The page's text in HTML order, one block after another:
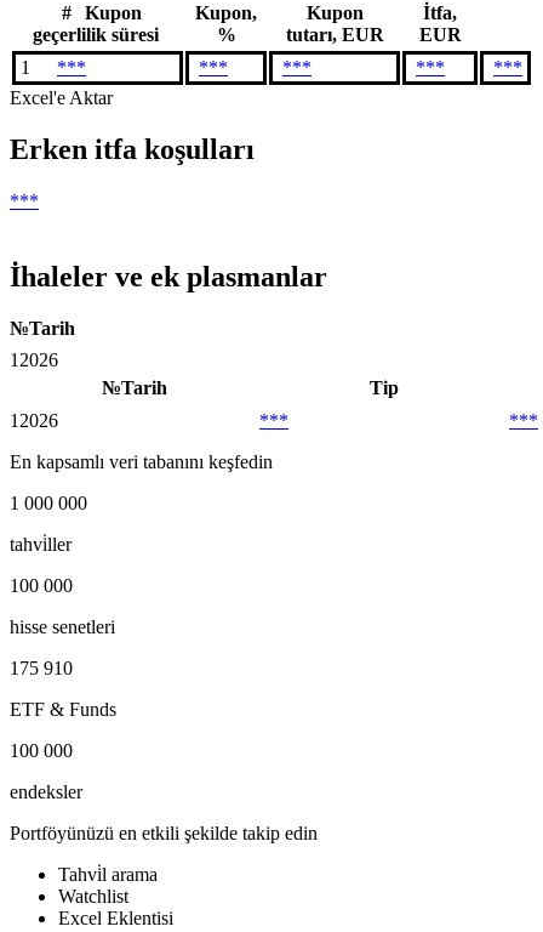
#
Kupon
geçerlilik süresi
Kupon,
%
Kupon
tutarı, EUR
İtfa,
EUR
1
*** *** *** ***
***
Excel'e Aktar
Erken itfa koşulları
***
İhaleler ve ek plasmanlar
№Tarih
1 2026
№Tarih
Tip
1 2026 ***
***
En kapsamlı veri tabanını keşfedin
1 000 000
tahvi̇ller
100 000
hisse senetleri
175 910
ETF & Funds
100 000
endeksler
Portföyünüzü en etkili şekilde takip edin
Tahvi̇l arama
Watchlist
Excel Eklentisi